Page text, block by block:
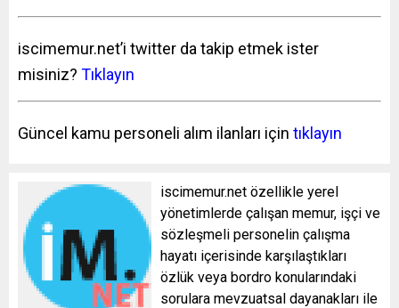
iscimemur.net’i twitter da takip etmek ister
misiniz? Tıklayın
Güncel kamu personeli alım ilanları için tıklayın
iscimemur.net özellikle yerel
yönetimlerde çalışan memur, işçi ve
sözleşmeli personelin çalışma
hayatı içerisinde karşılaştıkları
özlük veya bordro konularındaki
sorulara mevzuatsal dayanakları ile